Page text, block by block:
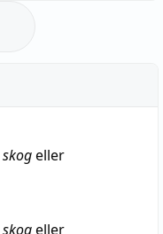
skogeller
skogeller